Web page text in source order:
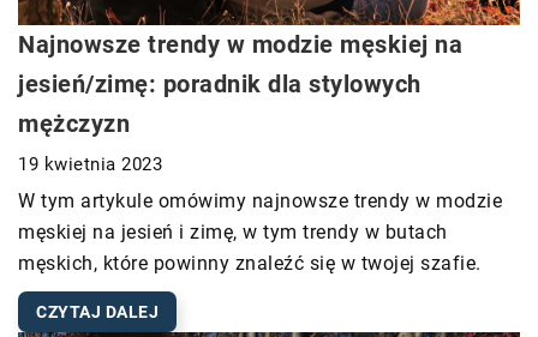
Najnowsze trendy w modzie męskiej na
jesień/zimę: poradnik dla stylowych
mężczyzn
19 kwietnia 2023
W tym artykule omówimy najnowsze trendy w modzie
męskiej na jesień i zimę, w tym trendy w butach
męskich, które powinny znaleźć się w twojej szafie.
CZYTAJ DALEJ